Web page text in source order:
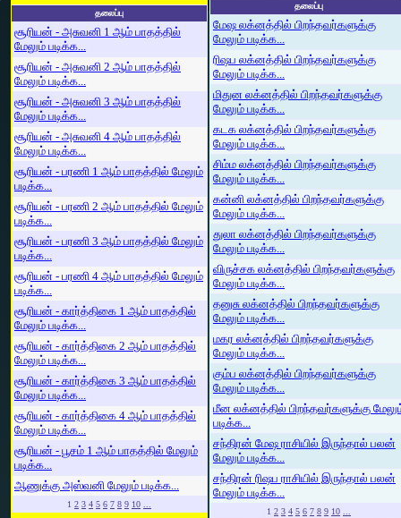
தலைப்பு
சூரியன் - அசுவனி 1 ஆம் பாதத்தில்
மேலும் படிக்க...
சூரியன் - அசுவனி 2 ஆம் பாதத்தில்
மேலும் படிக்க...
சூரியன் - அசுவனி 3 ஆம் பாதத்தில்
மேலும் படிக்க...
சூரியன் - அசுவனி 4 ஆம் பாதத்தில்
மேலும் படிக்க...
சூரியன் - பரணி 1 ஆம் பாதத்தில் மேலும்
படிக்க...
சூரியன் - பரணி 2 ஆம் பாதத்தில் மேலும்
படிக்க...
சூரியன் - பரணி 3 ஆம் பாதத்தில் மேலும்
படிக்க...
சூரியன் - பரணி 4 ஆம் பாதத்தில் மேலும்
படிக்க...
சூரியன் - கார்த்திகை 1 ஆம் பாதத்தில்
மேலும் படிக்க...
சூரியன் - கார்த்திகை 2 ஆம் பாதத்தில்
மேலும் படிக்க...
சூரியன் - கார்த்திகை 3 ஆம் பாதத்தில்
மேலும் படிக்க...
சூரியன் - கார்த்திகை 4 ஆம் பாதத்தில்
மேலும் படிக்க...
சூரியன் - பூசம் 1 ஆம் பாதத்தில் மேலும்
படிக்க...
ஆணுக்கு அஸ்வனி மேலும் படிக்க...
1 2 3 4 5 6 7 8 9 10 ...
தலைப்பு
மேஷ லக்னத்தில் பிறந்தவர்களுக்கு
மேலும் படிக்க...
ரிஷப லக்னத்தில் பிறந்தவர்களுக்கு
மேலும் படிக்க...
மிதுன லக்னத்தில் பிறந்தவர்களுக்கு
மேலும் படிக்க...
கடக லக்னத்தில் பிறந்தவர்களுக்கு
மேலும் படிக்க...
சிம்ம லக்னத்தில் பிறந்தவர்களுக்கு
மேலும் படிக்க...
கன்னி லக்னத்தில் பிறந்தவர்களுக்கு
மேலும் படிக்க...
துலா லக்னத்தில் பிறந்தவர்களுக்கு
மேலும் படிக்க...
விருச்சக லக்னத்தில் பிறந்தவர்களுக்கு
மேலும் படிக்க...
தனுசு லக்னத்தில் பிறந்தவர்களுக்கு
மேலும் படிக்க...
மகர லக்னத்தில் பிறந்தவர்களுக்கு
மேலும் படிக்க...
கும்ப லக்னத்தில் பிறந்தவர்களுக்கு
மேலும் படிக்க...
மீன லக்னத்தில் பிறந்தவர்களுக்கு
படிக்க...
சந்திரன் மேஷ ராசியில் இருந்தால் பலன்
மேலும் படிக்க...
சந்திரன் ரிஷப ராசியில் இருந்தால் பலன்
மேலும் படிக்க...
1 2 3 4 5 6 7 8 9 10 ...